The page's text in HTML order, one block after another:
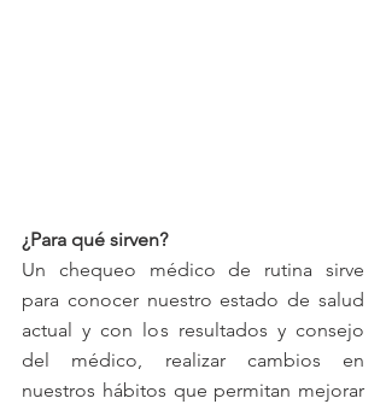
¿Para qué sirven?
Un chequeo médico de rutina sirve
para conocer nuestro estado de salud
actual y con los resultados y consejo
del médico, realizar cambios en
nuestros hábitos que permitan mejorar